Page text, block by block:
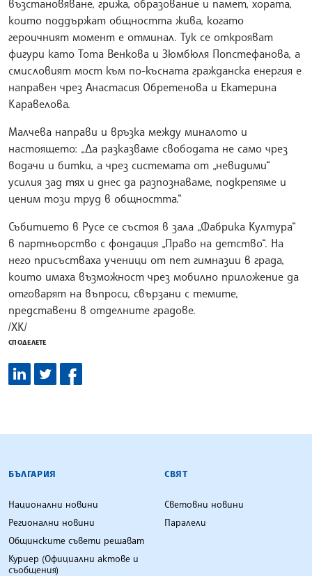
възстановяване, грижа, образование и памет, хората,
които поддържат общността жива, когато
героичният момент е отминал. Тук се открояват
фигури като Тота Венкова и Зюмбюля Попстефанова, а
смисловият мост към по-късната гражданска енергия е
направен чрез Анастасия Обретенова и Екатерина
Каравелова.
Малчева направи и връзка между миналото и
настоящето: „Да разказваме свободата не само чрез
водачи и битки, а чрез системата от „невидими“
усилия зад тях и днес да разпознаваме, подкрепяме и
ценим този труд в общността.“
Събитието в Русе се състоя в зала „Фабрика Култура“
в партньорство с фондация „Право на детство“. На
него присъстваха ученици от пет гимназии в града,
които имаха възможност чрез мобилно приложение да
отговарят на въпроси, свързани с темите,
представени в отделните градове.
/ХК/
СПОДЕЛЕТЕ
БЪЛГАРСКА ТЕЛЕГРАФНА АГЕНЦИЯ
БЪЛГАРИЯ
Национални новини
Регионални новини
Общинските съвети решават
Куриер (Официални актове и
съобщения)
СВЯТ
Световни новини
Паралели